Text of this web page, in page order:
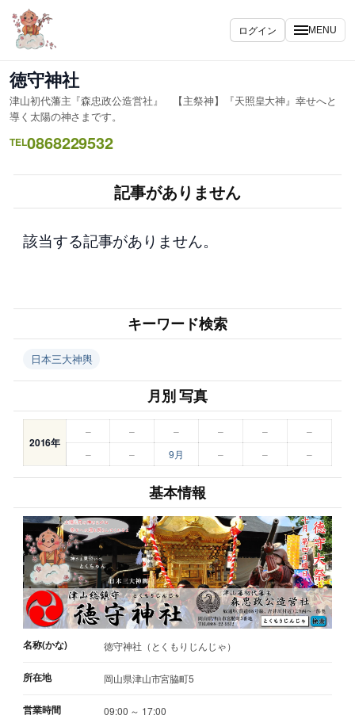
内
容
ス
キ
ッ
プ
ログイン MENU
徳守神社
津山初代藩主『森忠政公造営社』 【主祭神】『天照皇大神』幸せへと
導く太陽の神さまです。
TEL0868229532
記事がありません
該当する記事がありません。
キーワード検索
日本三大神輿
月別 写真
2016年
– – – – –
–
–
– 9月 – – –
基本情報
名称(かな) 徳守神社（とくもりじんじゃ）
所在地 岡山県津山市宮脇町5
営業時間
09:00 ～ 17:00